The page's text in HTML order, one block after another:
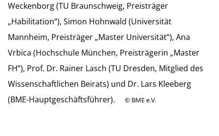
Weckenborg (TU Braunschweig, Preisträger
„Habilitation“), Simon Hohnwald (Universität
Mannheim, Preisträger „Master Universität“), Ana
Vrbica (Hochschule München, Preisträgerin „Master
FH“), Prof. Dr. Rainer Lasch (TU Dresden, Mitglied des
Wissenschaftlichen Beirats) und Dr. Lars Kleeberg
(BME-Hauptgeschäftsführer).
© BME e.V.